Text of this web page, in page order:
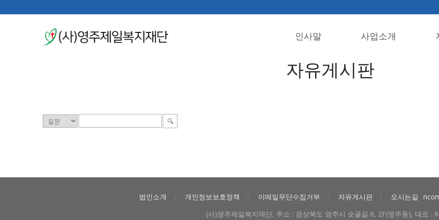
인사말 사업소개
자유게시판
법인소개 l 개인정보보호정책 l 이메일무단수집거부 l 자유게시판 l 오시는길
(사)영주제일복지재단, 주소 : 경상북도 영주시 숫골길 6, 2F(영주동), 대표 :